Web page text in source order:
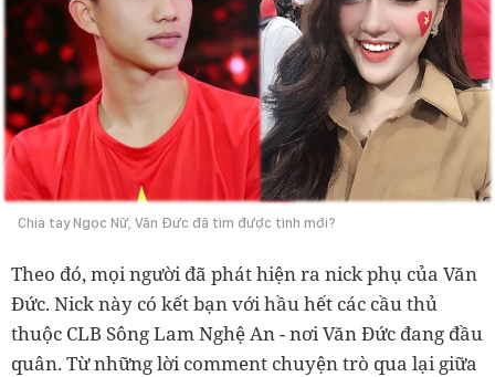
Chia tay Ngọc Nữ, Văn Đức đã tìm được tình mới?
Theo đó, mọi người đã phát hiện ra nick phụ của Văn
Đức. Nick này có kết bạn với hầu hết các cầu thủ
thuộc CLB Sông Lam Nghệ An - nơi Văn Đức đang đầu
quân. Từ những lời comment chuyện trò qua lại giữa